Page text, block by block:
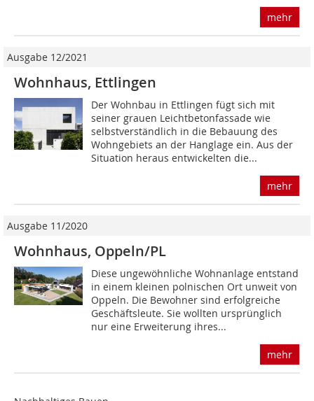
mehr
Ausgabe 12/2021
Wohnhaus, Ettlingen
Der Wohnbau in Ettlingen fügt sich mit
seiner grauen Leichtbetonfassade wie
selbstverständlich in die Bebauung des
Wohngebiets an der Hanglage ein. Aus der
Situation heraus entwickelten die...
mehr
Ausgabe 11/2020
Wohnhaus, Oppeln/PL
Diese ungewöhnliche Wohnanlage entstand
in einem kleinen polnischen Ort unweit von
Oppeln. Die Bewohner sind erfolgreiche
Geschäftsleute. Sie wollten ursprünglich
nur eine Erweiterung ihres...
mehr